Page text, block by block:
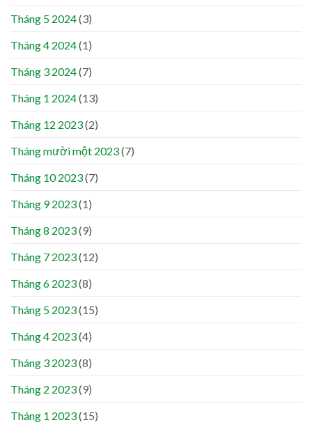
Tháng 5 2024(3)
Tháng 4 2024(1)
Tháng 3 2024(7)
Tháng 1 2024(13)
Tháng 12 2023(2)
Tháng mười một 2023(7)
Tháng 10 2023(7)
Tháng 9 2023(1)
Tháng 8 2023(9)
Tháng 7 2023(12)
Tháng 6 2023(8)
Tháng 5 2023(15)
Tháng 4 2023(4)
Tháng 3 2023(8)
Tháng 2 2023(9)
Tháng 1 2023(15)